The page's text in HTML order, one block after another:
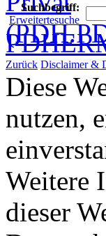
Suchbegriff:
Erweitertesuche
Zurück Disclaimer &
Diese
nutzen,
Weitere
dieser